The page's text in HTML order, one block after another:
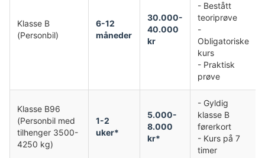
Klasse B
(Personbil)
6-12
måneder
30.000-
40.000
kr
- Bestått
teoriprøve
-
Obligatoriske
kurs
- Praktisk
prøve
Klasse B96
(Personbil med
tilhenger 3500-
4250 kg)
1-2
uker*
5.000-
8.000
kr*
- Gyldig
klasse B
førerkort
- Kurs på 7
timer